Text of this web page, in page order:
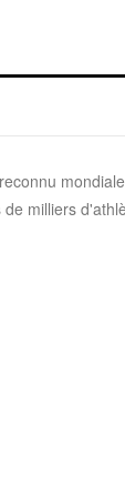
milliers